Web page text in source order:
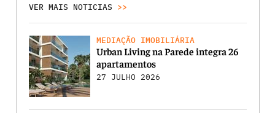
VER MAIS NOTICIAS >>
MEDIAÇÃO IMOBILIÁRIA
Urban Living na Parede integra 26
apartamentos
27 JULHO 2026